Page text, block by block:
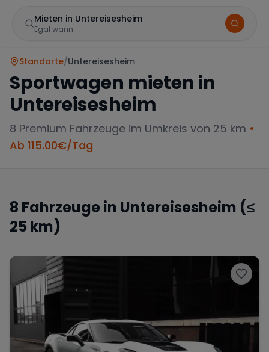
Mieten in Untereisesheim
Egal wann
Mercedes
Porsche
McLaren Ford Jaguar
Wann
Zeitraum wählen
Standorte/Untereisesheim
Sportwagen mieten in
Untereisesheim
8 Premium Fahrzeuge im Umkreis von 25 km •
Ab 115.00€/Tag
8 Fahrzeuge in Untereisesheim (≤
25 km)